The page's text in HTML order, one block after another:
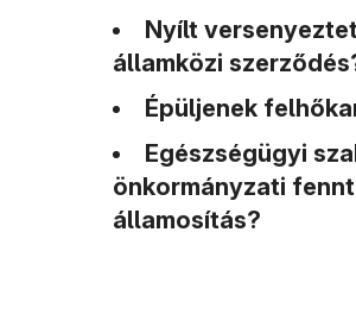
Nyílt
államközi
Épüljenek
Egészségügyi
önkormányzati
államosítás?